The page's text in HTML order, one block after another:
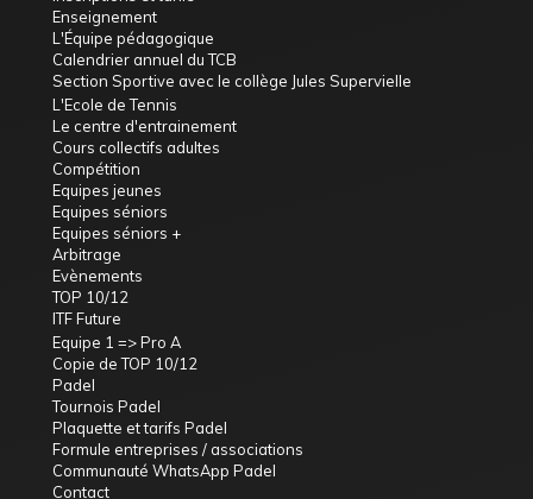
Enseignement
L'Équipe pédagogique
Calendrier annuel du TCB
Section Sportive avec le collège Jules Supervielle
L'Ecole de Tennis
Le centre d'entrainement
Cours collectifs adultes
Compétition
Equipes jeunes
Equipes séniors
Equipes séniors +
Arbitrage
Evènements
TOP 10/12
ITF Future
Equipe 1 => Pro A
Copie de TOP 10/12
Padel
Tournois Padel
Plaquette et tarifs Padel
Formule entreprises / associations
Communauté WhatsApp Padel
Contact